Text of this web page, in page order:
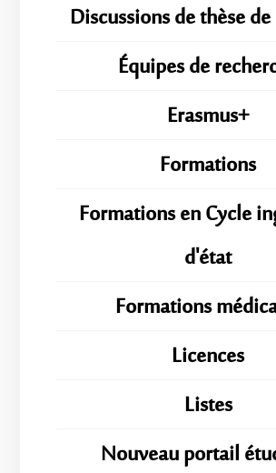
Discussions de thèse
Équipes de
Erasmus+
Formations
Formations en Cycle
d'état
Formations
Licences
Listes
Nouveau portail